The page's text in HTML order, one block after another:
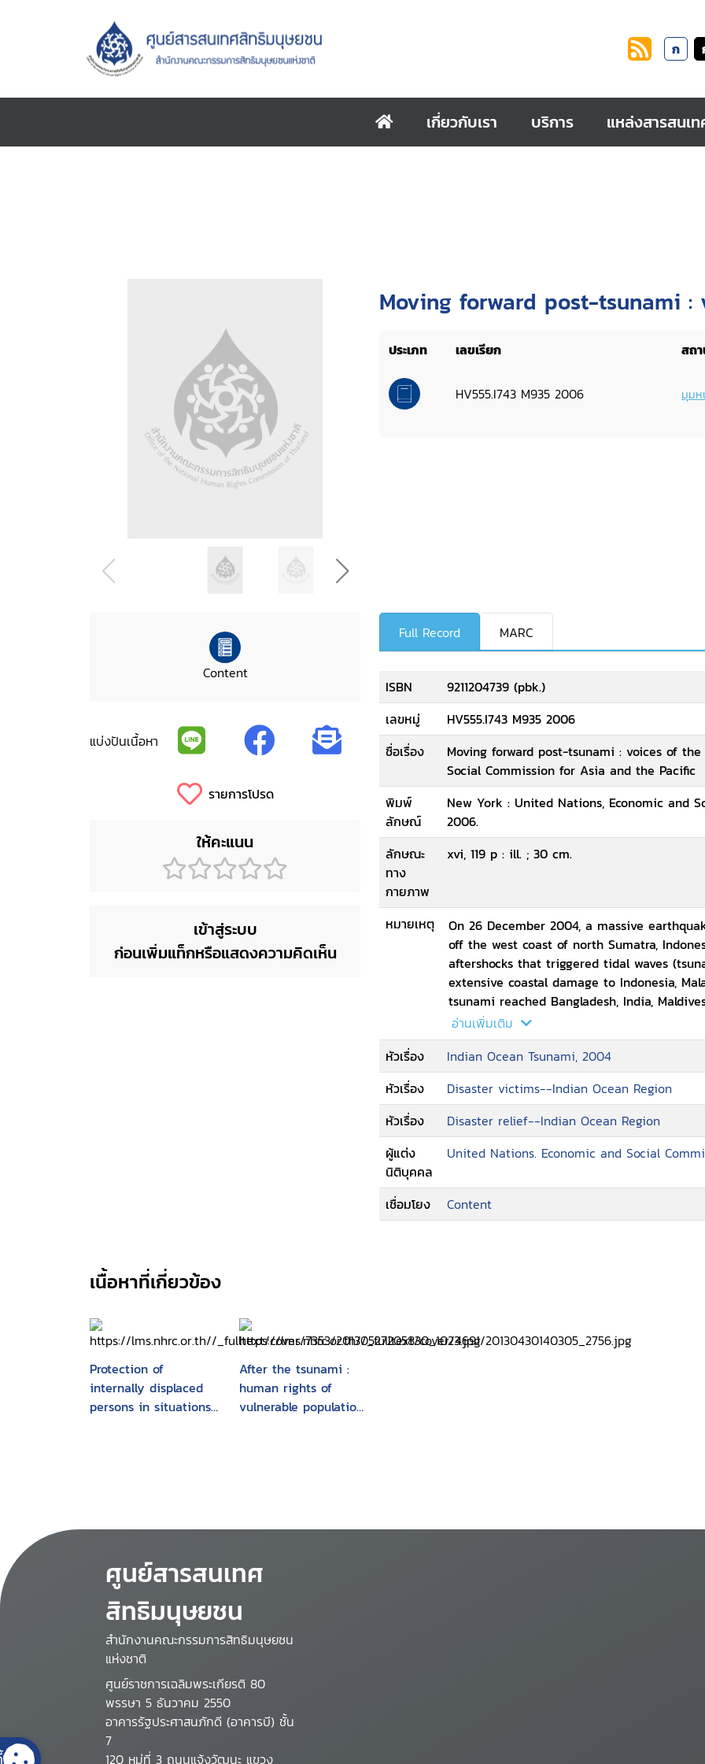
ก
เกี่ยวกับเรา บริการ แหล่งสารสนเ
Moving forward post-tsunami
ประเภท เลขเรียก สถ
HV555.I743 M935 2006 มุมห
Content
แบ่งปันเนื้อหา
รายการโปรด
ให้คะแนน
เข้าสู่ระบบ
ก่อนเพิ่มแท็กหรือแสดงความคิดเห็น
Full Record MARC
ISBN
9211204739 (pbk.)
เลขหมู่
HV555.I743 M935 2006
ชื่อเรื่อง
Moving forward post-tsunami : voices of
Social Commission for Asia and the Pacific
พิมพ์
ลักษณ์
New York : United Nations, Economic and
2006.
ลักษณะ
ทาง
กายภาพ
xvi, 119 p : ill. ; 30 cm.
หมายเหตุ
On 26 December 2004, a massive
off the west coast of north Sumatra,
aftershocks that triggered tidal waves
extensive coastal damage to Indonesia,
tsunami reached Bangladesh, India,
Seychelles, Somalia, Tanzania, and
with over 286,000 dead and more than
by the tsunami, but crop and livestock as
mangroves and other crop trees, also
losses, estimates from India, Indonesia,
Thailand combined put the cost in the
agriculture, the damages to crop
to agricultural land and deposition of
fisherfolk of many coastal communities in
partially destroyed. Economies at the
the needs and aspirations of the disaster
อ่านเพิ่มเติม
หัวเรื่อง
Indian Ocean Tsunami, 2004
หัวเรื่อง
Disaster victims--Indian Ocean Region
หัวเรื่อง
Disaster relief--Indian Ocean Region
ผู้แต่ง
นิติบุคคล
United Nations. Economic and Social
เชื่อมโยง Content
เนื้อหาที่เกี่ยวข้อง
Protection of
internally displaced
persons in situations
Persons, Walter Kalin,
27 February to 5
March 2005
After the tsunami :
human rights of
vulnerable populations
ศูนย์สารสนเทศ
สิทธิมนุษยชน
สำนักงานคณะกรรมการสิทธิมนุษยชน
แห่งชาติ
ศูนย์ราชการเฉลิมพระเกียรติ 80
พรรษา 5 ธันวาคม 2550
อาคารรัฐประศาสนภักดี (อาคารบี) ชั้น
7
120 หมู่ที่ 3 ถนนแจ้งวัฒนะ แขวง